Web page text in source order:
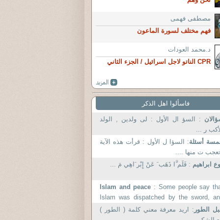
مصطفى فهمى
فهم مختلف لسورة الماعون
د.محمد العودات
CPR الناتو لاجل اسرائيل / الجزء الثاني
فاسألوا اهل الذكر
: السؤ ال الأول : لى ولدين , الولد
ر ...
أسئلة: السؤا ل الأول : قرأت هذه الآية
ت منها ....
ابراهيم : فَلَم َّا ذَهَب َ عَنْ إِبْر َاهِي مَ ...
Islam and peace : Some people say
Islam was dispatched by the sword,
that it is the religion
الطور : اريد معرفة معني كلمة ( الطور )